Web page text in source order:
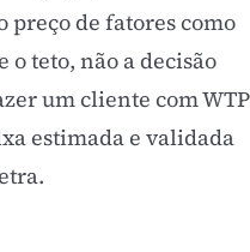
de fatores como
teto, não a decisão
um cliente com WTP
estimada e validada